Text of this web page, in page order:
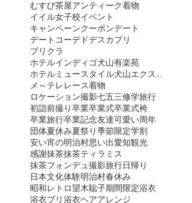
むすび茶屋アンティーク着物
イイル女子校イベント
キャンペーンクーポンデート
デートコーデ ドデスカプリ
プリクラ
ホテルインディゴ犬山有楽苑
ホテルミュースタイル犬山エクスペリエンス
メ～テレレース着物
ロケーション撮影七五三修学旅行
初詣前撮り卒業卒業式卒業式袴
卒業旅行卒業記念友達可愛い周年
団体夏休み夏祭り季節限定学割
安い宵の明治村思い出愛知観光
感謝抹茶抹茶ティラミス
抹茶フォンデュ撮影旅行日帰り
日本文化体験明治村春休み
昭和レトロ望木聡子期間限定浴衣
浴衣プリ浴衣ヘアアレンジ